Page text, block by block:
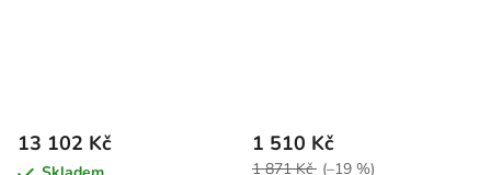
13 102 Kč 1 510 Kč
1 871 Kč (–19 %)